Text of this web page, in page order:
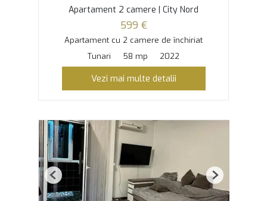
Apartament 2 camere | City Nord
599 €
Apartament cu 2 camere de închiriat
Tunari
58 mp 2022
Vezi mai multe detalii
Previous Next